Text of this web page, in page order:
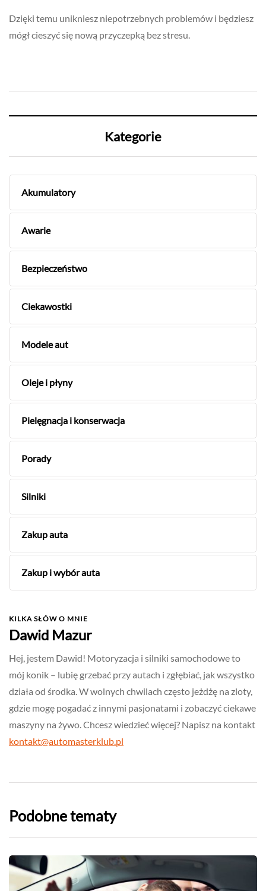
Dzięki temu unikniesz niepotrzebnych problemów i będziesz
mógł cieszyć się nową przyczepką bez stresu.
Kategorie
Akumulatory
Awarie
Bezpieczeństwo
Ciekawostki
Modele aut
Oleje i płyny
Pielęgnacja i konserwacja
Porady
Silniki
Zakup auta
Zakup i wybór auta
KILKA SŁÓW O MNIE
Dawid Mazur
Hej, jestem Dawid! Motoryzacja i silniki samochodowe to
mój konik – lubię grzebać przy autach i zgłębiać, jak wszystko
działa od środka. W wolnych chwilach często jeżdżę na zloty,
gdzie mogę pogadać z innymi pasjonatami i zobaczyć ciekawe
maszyny na żywo. Chcesz wiedzieć więcej? Napisz na kontakt
kontakt@automasterklub.pl
Podobne tematy